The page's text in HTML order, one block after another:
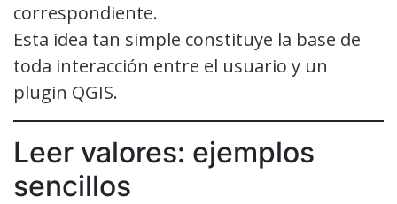
correspondiente.
Esta idea tan simple constituye la base de
toda interacción entre el usuario y un
plugin QGIS.
Leer valores: ejemplos
sencillos